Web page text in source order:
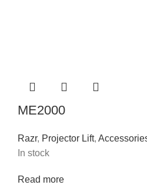
ME2000
Razr, Projector Lift,
In stock
Read more